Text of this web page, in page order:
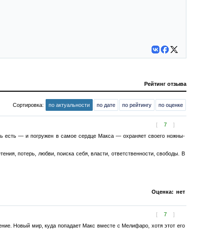
Рейтинг отзыва
Сортировка: по актуальности по дате по рейтингу по оценке
[ 7 ]
есть — и погружен в самое сердце Макса — охраняет своего ножны-
потерь, любви, поиска себя, власти, ответственности, свободы. В
Оценка: нет
[ 7 ]
Новый мир, куда попадает Макс вместе с Мелифаро, хотя этот его